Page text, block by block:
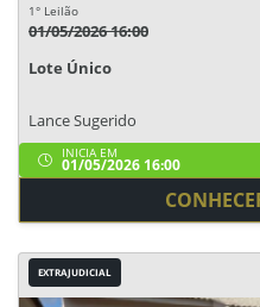
1° Leilão
01/05/2026 16:00
Lote Único
Lance Sugerido
INICIA EM
01/05/2026 16:00
EXTRAJUDICIAL